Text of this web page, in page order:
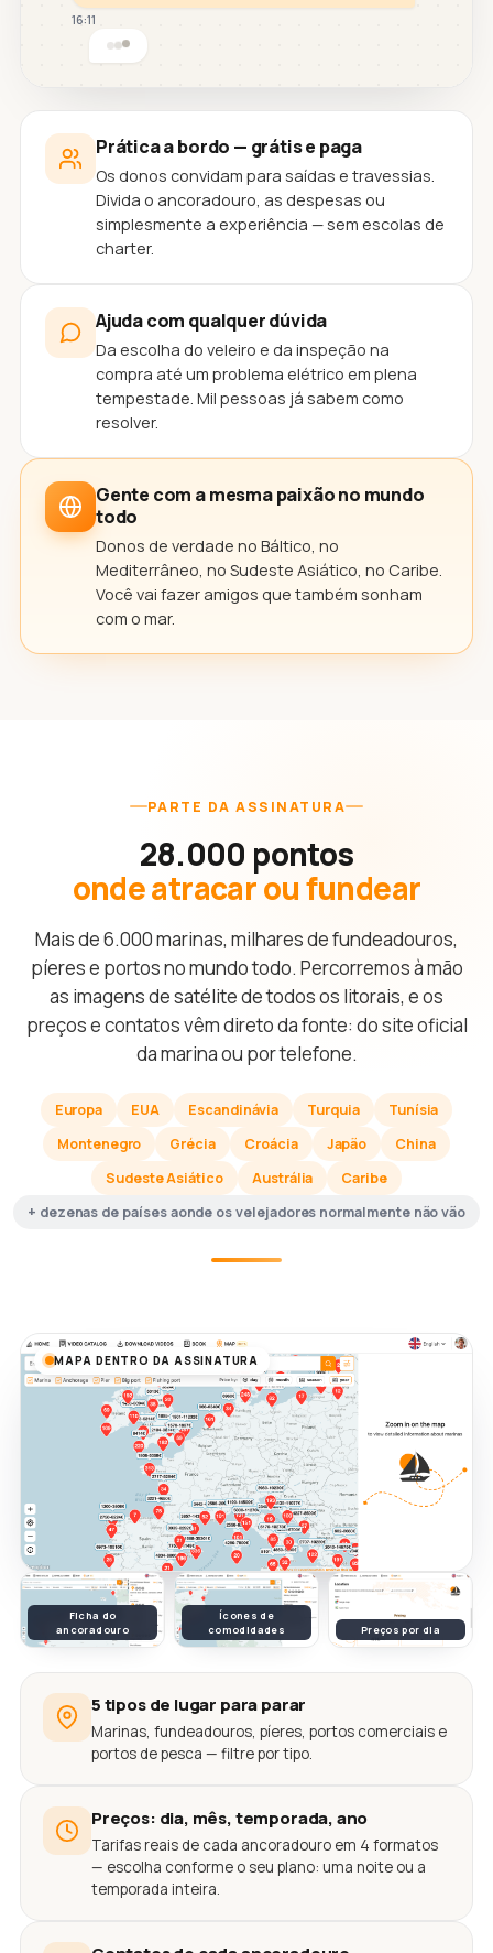
16:11
Prática a bordo — grátis e paga
Os donos convidam para saídas e travessias.
Divida o ancoradouro, as despesas ou
simplesmente a experiência — sem escolas de
charter.
Ajuda com qualquer dúvida
Da escolha do veleiro e da inspeção na
compra até um problema elétrico em plena
tempestade. Mil pessoas já sabem como
resolver.
Gente com a mesma paixão no mundo
todo
Donos de verdade no Báltico, no
Mediterrâneo, no Sudeste Asiático, no Caribe.
Você vai fazer amigos que também sonham
com o mar.
PARTE DA ASSINATURA
28.000 pontos
onde atracar ou fundear
Mais de 6.000 marinas, milhares de fundeadouros,
píeres e portos no mundo todo. Percorremos à mão
as imagens de satélite de todos os litorais, e os
preços e contatos vêm direto da fonte: do site oficial
da marina ou por telefone.
Europa EUA Escandinávia Turquia
Tunísia
Montenegro
Grécia Croácia Japão
China
Sudeste Asiático
Austrália
Caribe
+ dezenas de países aonde os velejadores normalmente não vão
MAPA DENTRO DA ASSINATURA
Ficha do
ancoradouro
Ícones de
comodidades
Preços por dia
5 tipos de lugar para parar
Marinas, fundeadouros, píeres, portos comerciais e
portos de pesca — filtre por tipo.
Preços: dia, mês, temporada, ano
Tarifas reais de cada ancoradouro em 4 formatos
— escolha conforme o seu plano: uma noite ou a
temporada inteira.